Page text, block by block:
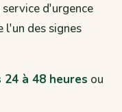
d'urgence
l'un des signes
à 48 heures ou